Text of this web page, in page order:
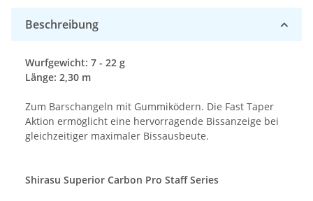
Beschreibung
Wurfgewicht: 7 - 22 g
Länge: 2,30 m
Zum Barschangeln mit Gummiködern. Die Fast Taper
Aktion ermöglicht eine hervorragende Bissanzeige bei
gleichzeitiger maximaler Bissausbeute.
Shirasu Superior Carbon Pro Staff Series